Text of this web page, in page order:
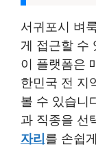
서귀포시 벼
게 접근할 수
이 플랫폼은
한민국 전 지
볼 수 있습니
과 직종을 선
자리 를 손쉽